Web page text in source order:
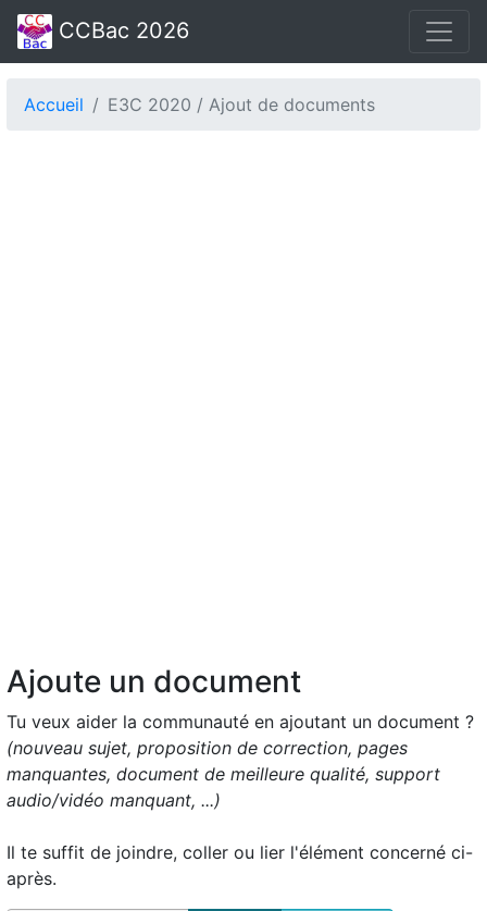
CCBac 2026
Accueil E3C 2020 / Ajout de documents
Ajoute un document
Tu veux aider la communauté en ajoutant un document ?
(nouveau sujet, proposition de correction, pages
manquantes, document de meilleure qualité, support
audio/vidéo manquant, ...)
Il te suffit de joindre, coller ou lier l'élément concerné ci-
après.